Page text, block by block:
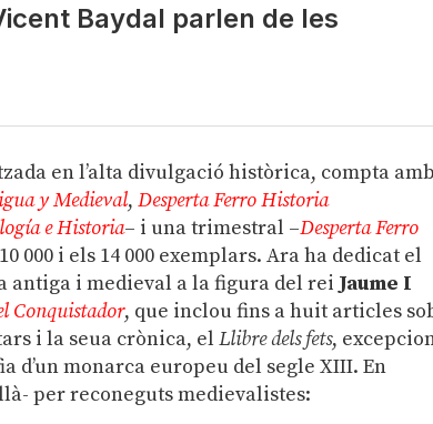
Baydal parlen de les
en l’alta divulgació històrica, compta amb
y Medieval,Desperta Ferro Historia
e Historia– i una trimestral –Desperta Ferro
000 i els 14 000 exemplars. Ara ha dedicat el
antiga i medieval a la figura del rei Jaume I
Conquistador, que inclou fins a huit articles
i la seua crònica, elLlibre dels fets,
d’un monarca europeu del segle XIII. En
per reconeguts medievalistes: